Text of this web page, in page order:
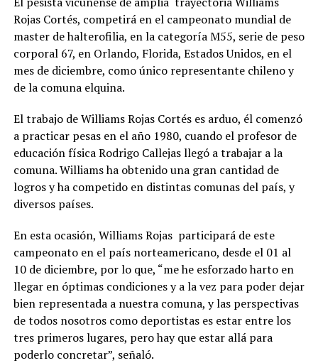
Rojas Cortés, competirá en el campeonato mundial de
master de halterofilia, en la categoría M55, serie de peso
corporal 67, en Orlando, Florida, Estados Unidos, en el
mes de diciembre, como único representante chileno y
de la comuna elquina.
El trabajo de Williams Rojas Cortés es arduo, él comenzó
a practicar pesas en el año 1980, cuando el profesor de
educación física Rodrigo Callejas llegó a trabajar a la
comuna. Williams ha obtenido una gran cantidad de
logros y ha competido en distintas comunas del país, y
diversos países.
En esta ocasión, Williams Rojas participará de este
campeonato en el país norteamericano, desde el 01 al
10 de diciembre, por lo que, “me he esforzado harto en
llegar en óptimas condiciones y a la vez para poder dejar
bien representada a nuestra comuna, y las perspectivas
de todos nosotros como deportistas es estar entre los
tres primeros lugares, pero hay que estar allá para
poderlo concretar”, señaló.